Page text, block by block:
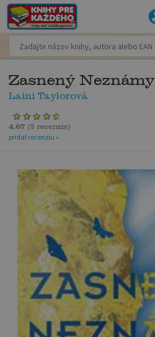
Zasnený Neznámy
Laini Taylorová
4.67 (3 recenzie)
pridať recenziu »